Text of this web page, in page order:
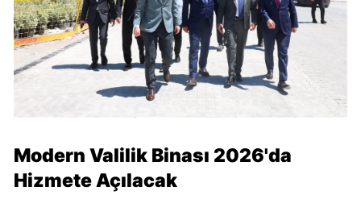
Modern Valilik Binası 2026'da
Hizmete Açılacak